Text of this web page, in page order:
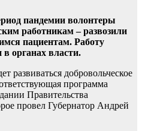
пандемии волонтеры
работникам – развозили
пациентам. Работу
органах власти.
развиваться добровольческое
программа
Правительства
провел Губернатор Андрей